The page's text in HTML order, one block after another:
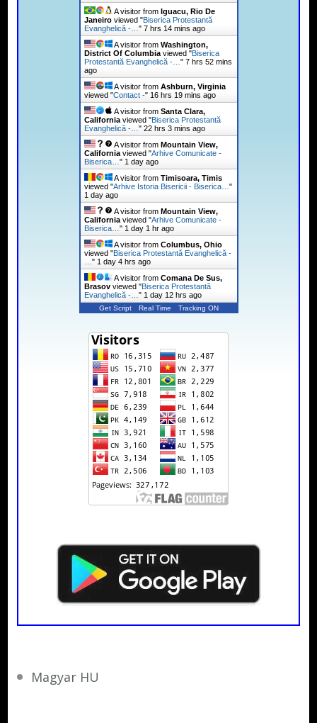
A visitor from Iguacu, Rio De
Janeiroviewed "Biserica Protestantă
Evanghelică -… " 7 hrs 14 mins ago
A visitor from Washington,
District Of Columbiaviewed "Biserica
Protestantă Evanghelică -… " 7 hrs 52 mins
ago
A visitor from Ashburn, Virginia
viewed "Contact -" 16 hrs 19 mins ago
A visitor from Santa Clara,
Californiaviewed "Biserica Protestantă
Evanghelică -… " 22 hrs 3 mins ago
A visitor from Mountain View,
Californiaviewed "Arhive Comunicate -
Biserica… " 1 day ago
A visitor from Timisoara, Timis
viewed "Arhive Istoria Bisericii - Biserica… "
1 day ago
A visitor from Mountain View,
Californiaviewed "Arhive Comunicate -
Biserica… " 1 day 1 hr ago
A visitor from Columbus, Ohio
viewed "Biserica Protestantă Evanghelică -
" 1 day 4 hrs ago
A visitor from Comana De Sus,
Brasovviewed "Biserica Protestantă
Evanghelică -… " 1 day 12 hrs ago
Get Script Real Time Tracking ON
Magyar HU